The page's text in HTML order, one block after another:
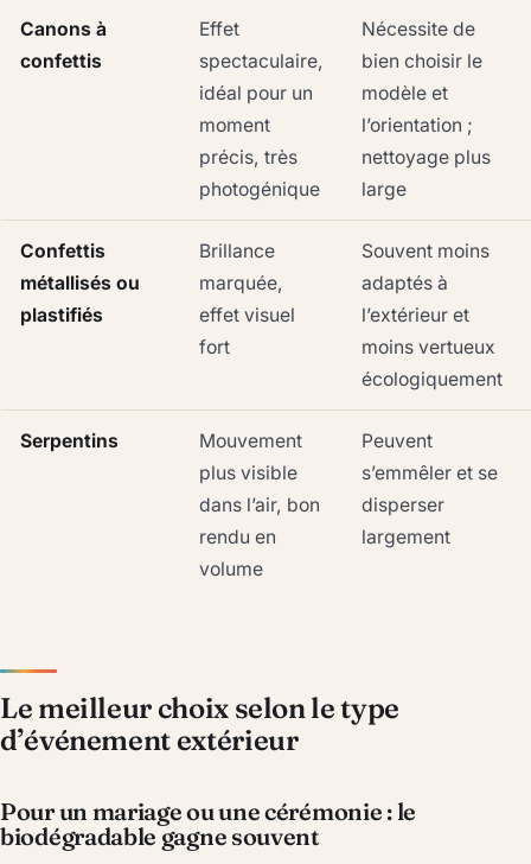
Canons à
confettis
Effet
spectaculaire,
idéal pour un
moment
précis, très
photogénique
Nécessite de
bien choisir le
modèle et
l’orientation ;
nettoyage plus
large
Confettis
métallisés ou
plastifiés
Brillance
marquée,
effet visuel
fort
Souvent moins
adaptés à
l’extérieur et
moins vertueux
écologiquement
Serpentins
Mouvement
plus visible
dans l’air, bon
rendu en
volume
Peuvent
s’emmêler et se
disperser
largement
Le meilleur choix selon le type
d’événement extérieur
Pour un mariage ou une cérémonie : le
biodégradable gagne souvent